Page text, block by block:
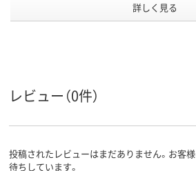
使い捨て
詳しく見る
レビュー（0件）
投稿されたレビューはまだありません。お客
待ちしています。